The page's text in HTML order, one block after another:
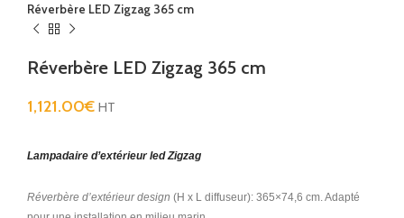
Réverbère LED Zigzag 365 cm
Réverbère LED Zigzag 365 cm
1,121.00€ HT
Lampadaire d’extérieur led Zigzag
Réverbère d’extérieur design (H x L diffuseur): 365×74,6 cm. Adapté